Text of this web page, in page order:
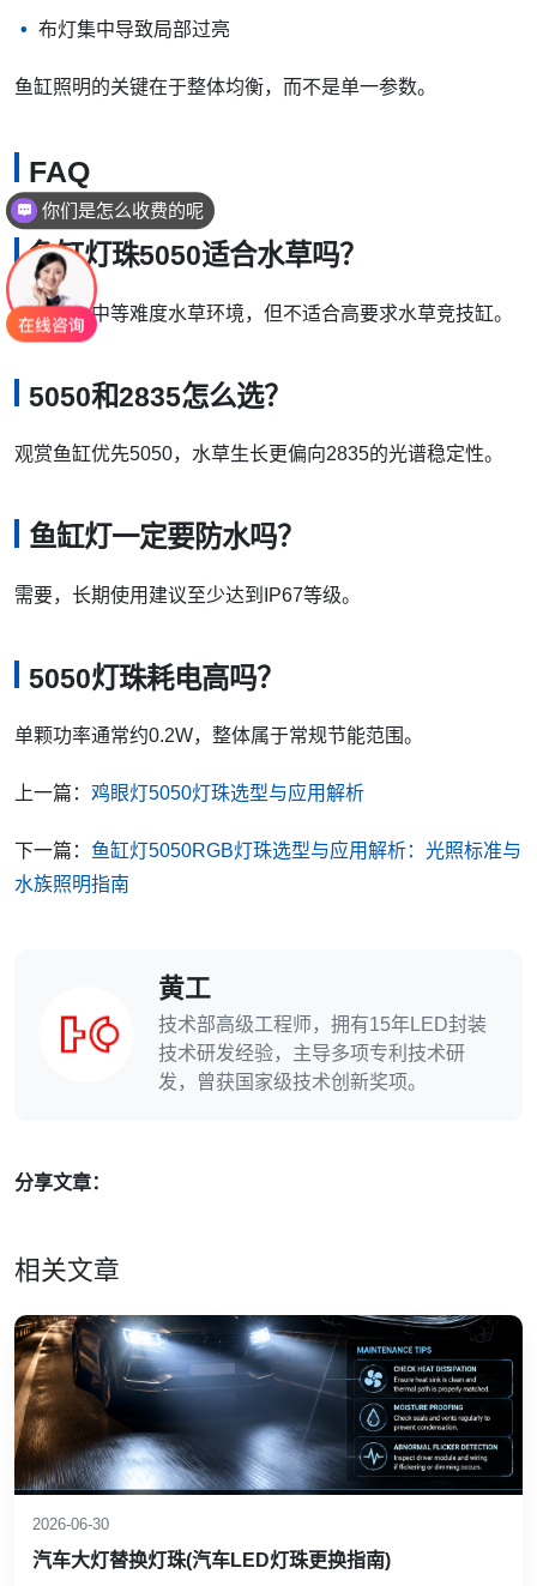
布灯集中导致局部过亮
鱼缸照明的关键在于整体均衡，而不是单一参数。
FAQ
鱼缸灯珠5050适合水草吗？
适合低至中等难度水草环境，但不适合高要求水草竞技缸。
5050和2835怎么选？
观赏鱼缸优先5050，水草生长更偏向2835的光谱稳定性。
鱼缸灯一定要防水吗？
需要，长期使用建议至少达到IP67等级。
5050灯珠耗电高吗？
单颗功率通常约0.2W，整体属于常规节能范围。
上一篇： 鸡眼灯5050灯珠选型与应用解析
下一篇： 鱼缸灯5050RGB灯珠选型与应用解析：光照标准与
水族照明指南
黄工
技术部高级工程师，拥有15年LED封装
技术研发经验，主导多项专利技术研
发，曾获国家级技术创新奖项。
分享文章：
相关文章
2026-06-30
汽车大灯替换灯珠(汽车LED灯珠更换指南)
你们是怎么收费的呢